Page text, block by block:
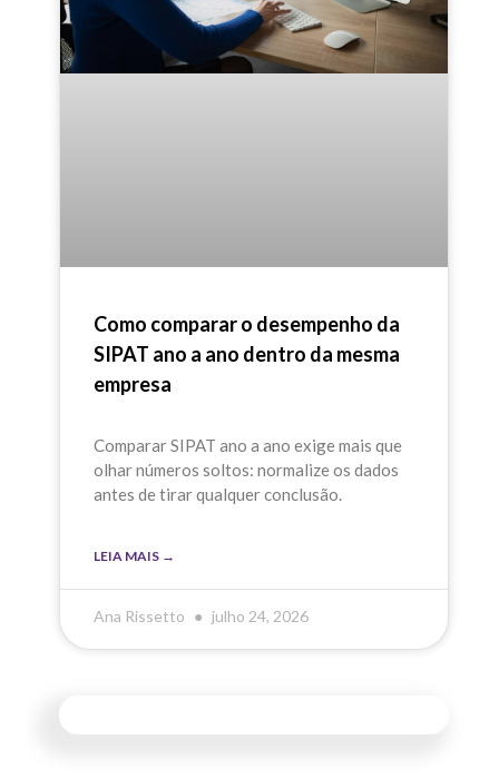
Como comparar o desempenho da
SIPAT ano a ano dentro da mesma
empresa
Comparar SIPAT ano a ano exige mais que
olhar números soltos: normalize os dados
antes de tirar qualquer conclusão.
LEIA MAIS →
Ana Rissetto julho 24, 2026